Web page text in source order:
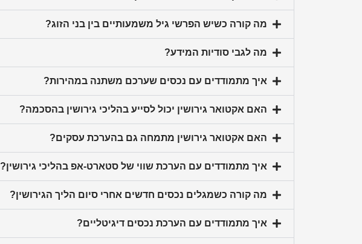
מה קורה כשיש הפרשי גיל משמעותיים בין בני הזוג?
מה לגבי סודיות המידע?
איך מתמודדים עם נכסים שערכם משתנה במהירות?
האם אקטואר גירושין יכול לסייע בהליכי גירושין בהסכמה?
האם אקטואר גירושין מתמחה גם בהערכת עסקים?
איך מתמודדים עם הערכת שווי של סטארט-אפ בהליכי גירושין?
מה קורה כשמגלים נכסים חדשים אחרי סיום הליך הגירושין?
איך מתמודדים עם הערכת נכסים דיגיטליים?